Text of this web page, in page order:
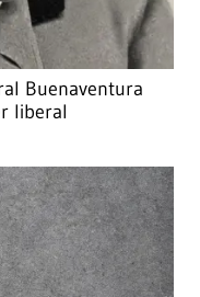
Buenaventura
liberal